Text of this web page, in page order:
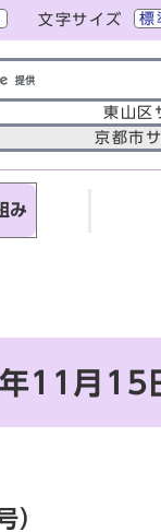
文字サイズ 標
内検索の範囲 東山区
京都市
み
11月15
）